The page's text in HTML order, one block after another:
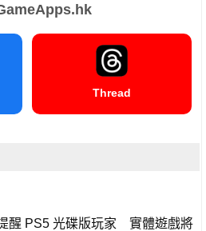
Thread
醒 PS5 光碟版玩家 實體遊戲將